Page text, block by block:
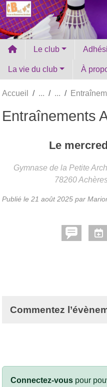
Le club
La vie du club À
Accueil
Entraînements
Le
Gymnase de la Petite
78260
Publié le 21 août 2025 par
Commentez
Connectez-vous pour
Panneau de gestion des